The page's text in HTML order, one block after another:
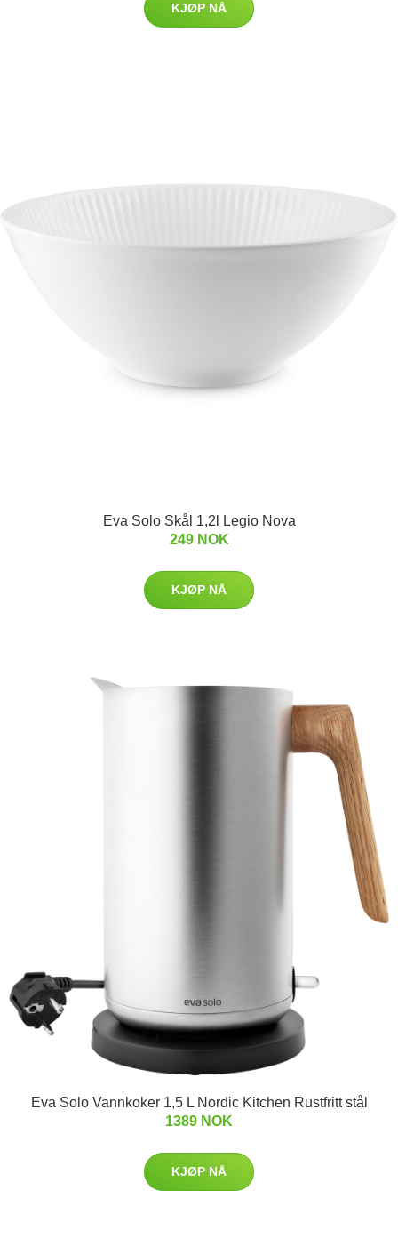
KJØP NÅ
Eva Solo Skål 1,2l Legio Nova
249 NOK
KJØP NÅ
Eva Solo Vannkoker 1,5 L Nordic Kitchen Rustfritt stål
1389 NOK
KJØP NÅ